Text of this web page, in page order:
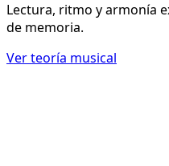
Lectura, ritmo y armonía
de memoria.
Ver teoría musical